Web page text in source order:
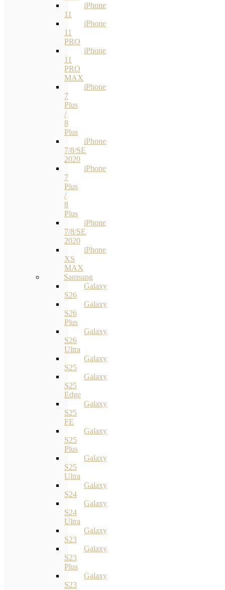
iPhone
11
iPhone
11
PRO
iPhone
11
PRO
MAX
iPhone
7
Plus
/
8
Plus
iPhone
7/8/SE
2020
iPhone
7
Plus
/
8
Plus
iPhone
7/8/SE
2020
iPhone
XS
MAX
Samsung
Galaxy
S26
Galaxy
S26
Plus
Galaxy
S26
Ultra
Galaxy
S25
Galaxy
S25
Edge
Galaxy
S25
FE
Galaxy
S25
Plus
Galaxy
S25
Ultra
Galaxy
S24
Galaxy
S24
Ultra
Galaxy
S23
Galaxy
S23
Plus
Galaxy
S23